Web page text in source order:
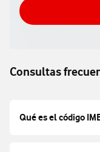
Consultas
Qué es el código